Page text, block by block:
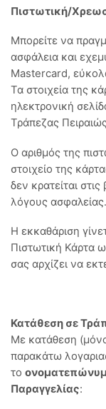
Πιστωτική/
Μπορείτε να
ασφάλεια και
Mastercard,
Τα στοιχεία της
ηλεκτρονική
Τράπεζας
Ο αριθμός της
στοιχείο της
δεν κρατείται
λόγους ασφαλείας.
Η εκκαθάριση
Πιστωτική Κάρτα
σας αρχίζει να
Κατάθεση σε
Με κατάθεση
παρακάτω
το
Παραγγελίας: